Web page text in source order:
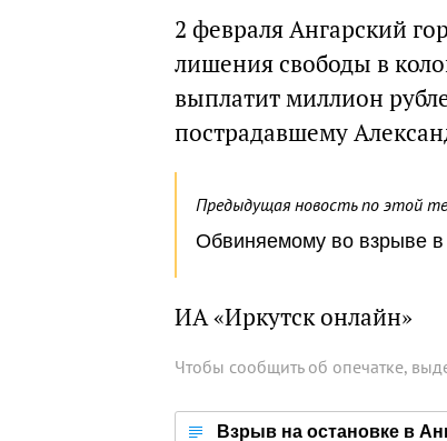
2 февраля Ангарский
лишения свободы в
выплатит миллион
пострадавшему
Предыдущая новость по этой
Обвиняемому во взрыве в
ИА «Иркутск онлайн»
Чтобы сообщить об опечатке,
Взрыв на остановке в